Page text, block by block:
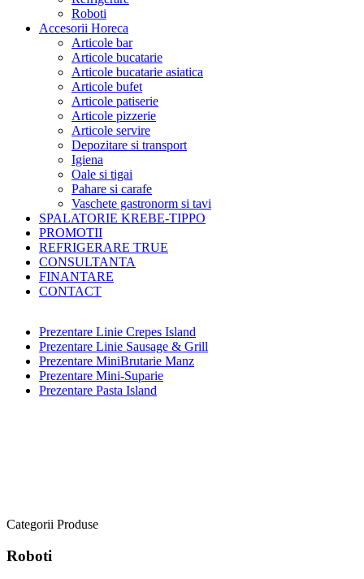
Roboti
Accesorii Horeca
Articole bar
Articole bucatarie
Articole bucatarie asiatica
Articole bufet
Articole patiserie
Articole pizzerie
Articole servire
Depozitare si transport
Igiena
Oale si tigai
Pahare si carafe
Vaschete gastronorm si tavi
SPALATORIE KREBE-TIPPO
PROMOTII
REFRIGERARE TRUE
CONSULTANTA
FINANTARE
CONTACT
Prezentare Linie Crepes Island
Prezentare Linie Sausage & Grill
Prezentare MiniBrutarie Manz
Prezentare Mini-Suparie
Prezentare Pasta Island
Categorii Produse
Roboti